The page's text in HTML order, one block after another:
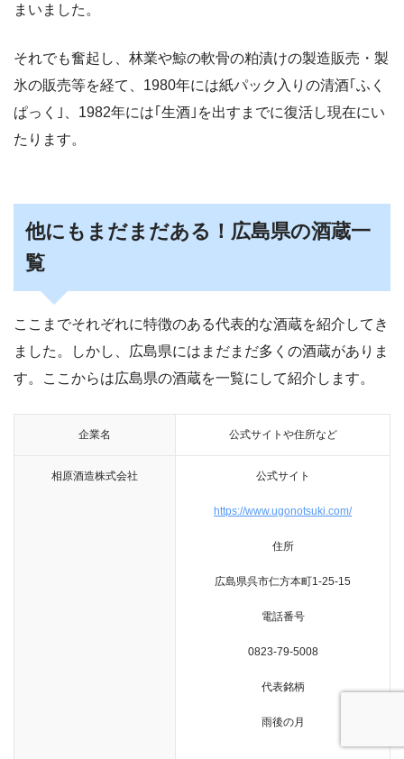
まいました。
それでも奮起し、林業や鯨の軟骨の粕漬けの製造販売・製
氷の販売等を経て、1980年には紙パック入りの清酒｢ふく
ぱっく｣、1982年には｢生酒｣を出すまでに復活し現在にい
たります。
他にもまだまだある！広島県の酒蔵一
覧
ここまでそれぞれに特徴のある代表的な酒蔵を紹介してき
ました。しかし、広島県にはまだまだ多くの酒蔵がありま
す。
ここからは広島県の酒蔵を一覧にして紹介します。
企業名 公式サイトや住所など
相原酒造株式会社 公式サイト
https://www.ugonotsuki.com/
住所
広島県呉市仁方本町1-25-15
電話番号
0823-79-5008
代表銘柄
雨後の月